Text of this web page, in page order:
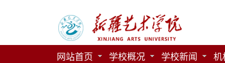
网站首页 学校概况 学校新闻 机